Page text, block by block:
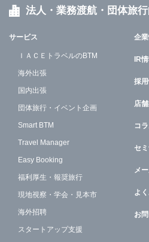
法人・業務渡航・団体旅
サービス
ＩＡＣＥトラベルのBTM
海外出張
国内出張
団体旅行・イベント企画
Smart BTM
Travel Manager
Easy Booking
福利厚生・報奨旅行
現地視察・学会・見本市
海外招聘
スタートアップ支援
企
IR
採
店
コ
セ
メ
よ
お